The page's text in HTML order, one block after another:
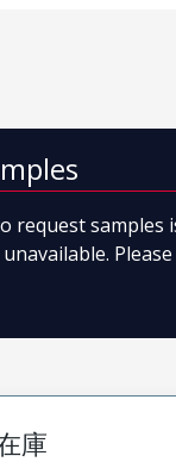
request samples
庫